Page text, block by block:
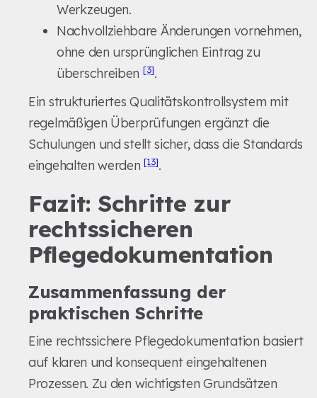
Werkzeugen.
Nachvollziehbare Änderungen vornehmen,
ohne den ursprünglichen Eintrag zu
überschreiben[3].
Ein strukturiertes Qualitätskontrollsystem mit
regelmäßigen Überprüfungen ergänzt die
Schulungen und stellt sicher, dass die Standards
eingehalten werden[13].
Fazit: Schritte zur
rechtssicheren
Pflegedokumentation
Zusammenfassung der
praktischen Schritte
Eine rechtssichere Pflegedokumentation basiert
auf klaren und konsequent eingehaltenen
Prozessen. Zu den wichtigsten Grundsätzen